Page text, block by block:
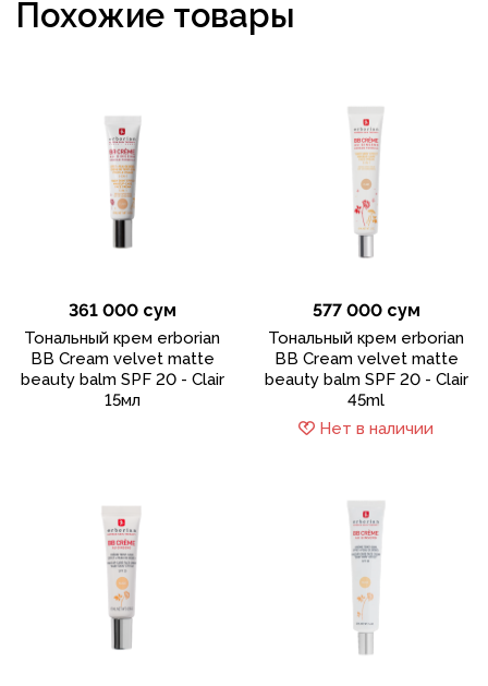
Похожие товары
361 000 сум
Тональный крем erborian
BB Cream velvet matte
beauty balm SPF 20 - Clair
15мл
577 000 сум
Тональный крем erborian
BB Cream velvet matte
beauty balm SPF 20 - Clair
45ml
Нет в наличии